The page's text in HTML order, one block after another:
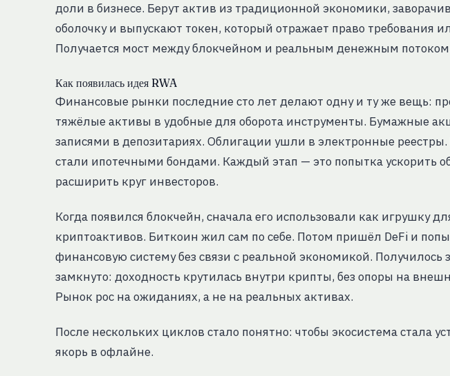
доли в бизнесе. Берут актив из традиционной экономики,
оболочку и выпускают токен, который отражает право требования
Получается мост между блокчейном и реальным денежным
Как появилась идея RWA
Финансовые рынки последние сто лет делают одну и ту же вещь:
тяжёлые активы в удобные для оборота инструменты. Бумажные
записями в депозитариях. Облигации ушли в электронные
стали ипотечными бондами. Каждый этап — это попытка ускорить
расширить круг инвесторов.
Когда появился блокчейн, сначала его использовали как игрушку
криптоактивов. Биткоин жил сам по себе. Потом пришёл DeFi и
финансовую систему без связи с реальной экономикой. Получилось
замкнуто: доходность крутилась внутри крипты, без опоры на
Рынок рос на ожиданиях, а не на реальных активах.
После нескольких циклов стало понятно: чтобы экосистема стала
якорь в офлайне.